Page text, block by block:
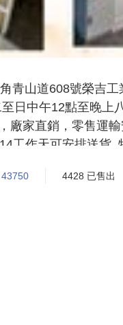
青山道608號榮吉
日中午12點至晚上
廠家直銷，零售運
工作天可安排送貨,
43750 4428 已售出